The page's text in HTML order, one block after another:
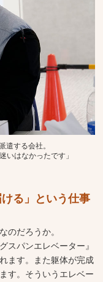
遣する会社。
いはなかったです」
る」という仕事
のだろうか。
スパンエレベーター』
ます。また躯体が完成
す。そういうエレベー